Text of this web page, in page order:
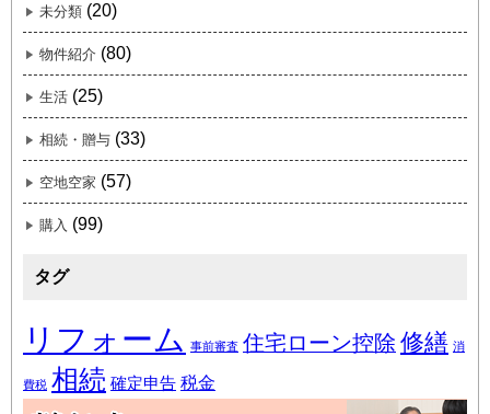
未分類 (20)
物件紹介 (80)
生活 (25)
相続・贈与 (33)
空地空家 (57)
購入 (99)
タグ
リフォーム 事前審査 住宅ローン控除 修繕 消
費税 相続 確定申告 税金